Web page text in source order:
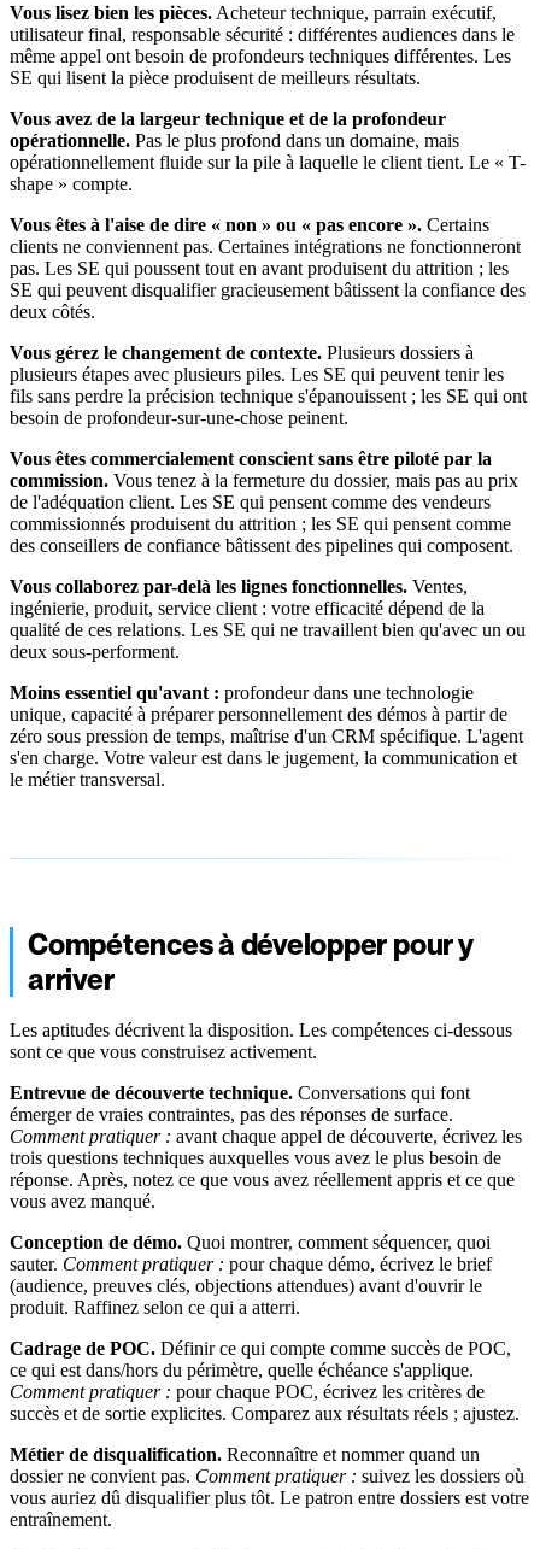
Vous lisez bien les pièces. Acheteur technique, parrain exécutif,
utilisateur final, responsable sécurité : différentes audiences dans le
même appel ont besoin de profondeurs techniques différentes. Les
SE qui lisent la pièce produisent de meilleurs résultats.
Vous avez de la largeur technique et de la profondeur
opérationnelle. Pas le plus profond dans un domaine, mais
opérationnellement fluide sur la pile à laquelle le client tient. Le « T-
shape » compte.
Vous êtes à l'aise de dire « non » ou « pas encore ». Certains
clients ne conviennent pas. Certaines intégrations ne fonctionneront
pas. Les SE qui poussent tout en avant produisent du attrition ; les
SE qui peuvent disqualifier gracieusement bâtissent la confiance des
deux côtés.
Vous gérez le changement de contexte. Plusieurs dossiers à
plusieurs étapes avec plusieurs piles. Les SE qui peuvent tenir les
fils sans perdre la précision technique s'épanouissent ; les SE qui ont
besoin de profondeur-sur-une-chose peinent.
Vous êtes commercialement conscient sans être piloté par la
commission. Vous tenez à la fermeture du dossier, mais pas au prix
de l'adéquation client. Les SE qui pensent comme des vendeurs
commissionnés produisent du attrition ; les SE qui pensent comme
des conseillers de confiance bâtissent des pipelines qui composent.
Vous collaborez par-delà les lignes fonctionnelles. Ventes,
ingénierie, produit, service client : votre efficacité dépend de la
qualité de ces relations. Les SE qui ne travaillent bien qu'avec un ou
deux sous-performent.
Moins essentiel qu'avant : profondeur dans une technologie
unique, capacité à préparer personnellement des démos à partir de
zéro sous pression de temps, maîtrise d'un CRM spécifique. L'agent
s'en charge. Votre valeur est dans le jugement, la communication et
le métier transversal.
Compétences à développer pour y
arriver
Les aptitudes décrivent la disposition. Les compétences ci-dessous
sont ce que vous construisez activement.
Entrevue de découverte technique. Conversations qui font
émerger de vraies contraintes, pas des réponses de surface.
Comment pratiquer : avant chaque appel de découverte, écrivez les
trois questions techniques auxquelles vous avez le plus besoin de
réponse. Après, notez ce que vous avez réellement appris et ce que
vous avez manqué.
Conception de démo. Quoi montrer, comment séquencer, quoi
sauter. Comment pratiquer : pour chaque démo, écrivez le brief
(audience, preuves clés, objections attendues) avant d'ouvrir le
produit. Raffinez selon ce qui a atterri.
Cadrage de POC. Définir ce qui compte comme succès de POC,
ce qui est dans/hors du périmètre, quelle échéance s'applique.
Comment pratiquer : pour chaque POC, écrivez les critères de
succès et de sortie explicites. Comparez aux résultats réels ; ajustez.
Métier de disqualification. Reconnaître et nommer quand un
dossier ne convient pas. Comment pratiquer : suivez les dossiers où
vous auriez dû disqualifier plus tôt. Le patron entre dossiers est votre
entraînement.